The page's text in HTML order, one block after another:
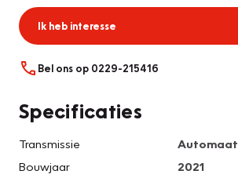
Ik heb interesse
Bel ons op 0229-215416
Specificaties
Transmissie
Automaat
Bouwjaar
2021